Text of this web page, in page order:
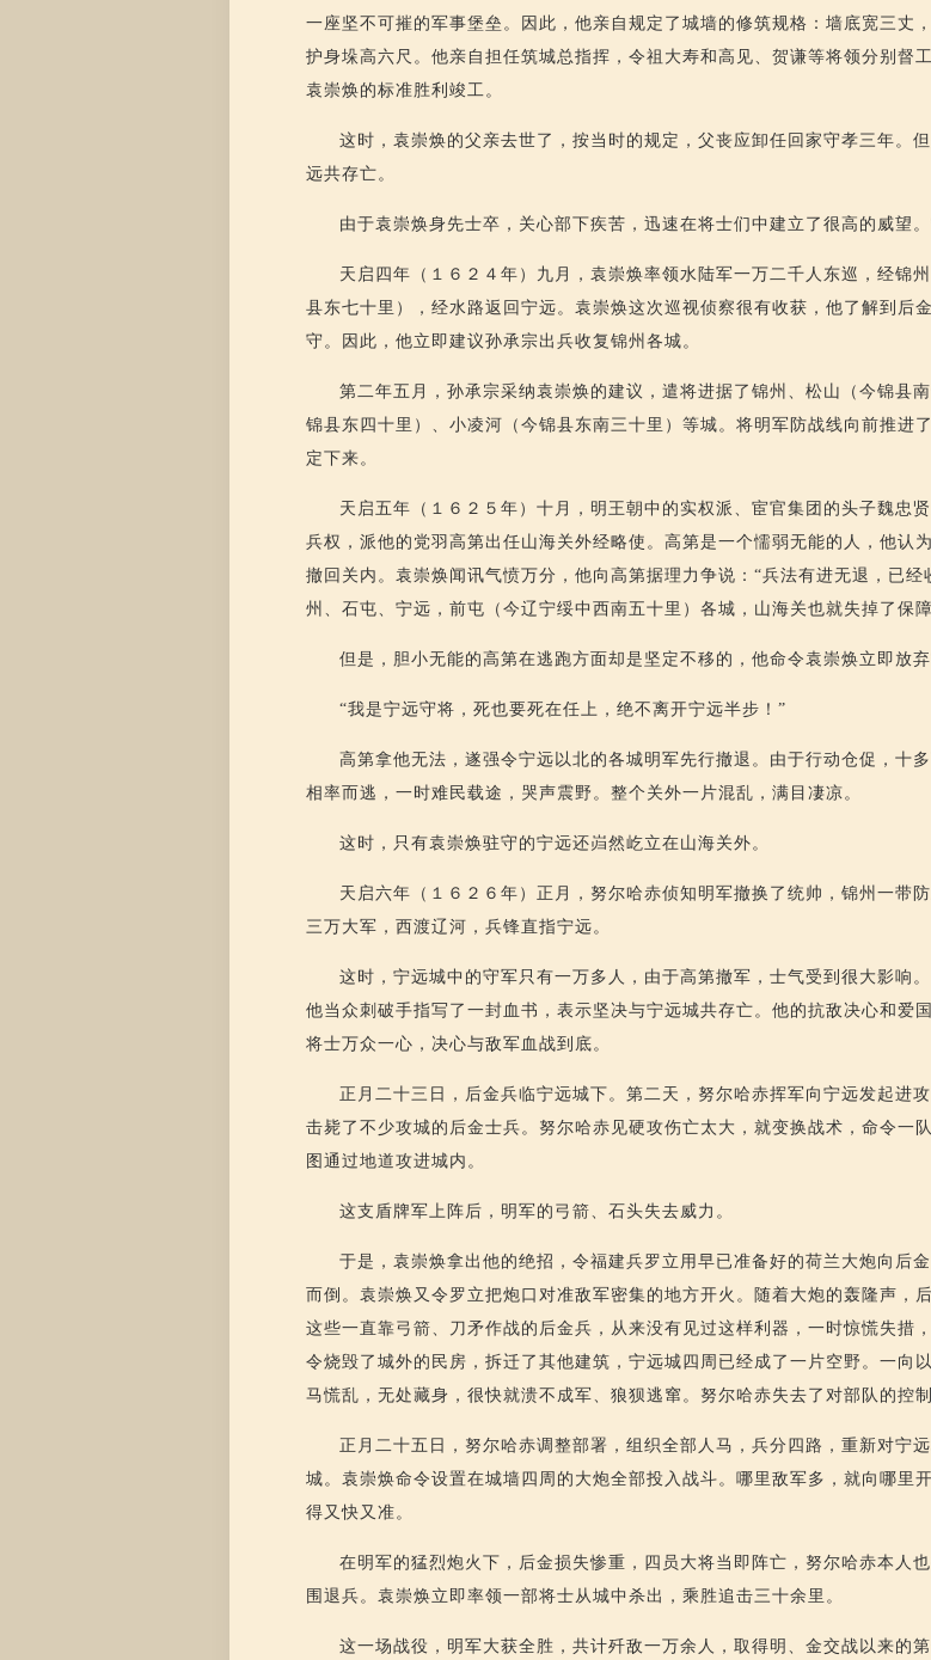
一座坚不可摧的军事堡垒。因此，他亲自规定了城墙的修筑规格：墙底宽三丈
护身垛高六尺。他亲自担任筑城总指挥，令祖大寿和高见、贺谦等将领分别督
袁崇焕的标准胜利竣工。
这时，袁崇焕的父亲去世了，按当时的规定，父丧应卸任回家守孝三年。
远共存亡。
由于袁崇焕身先士卒，关心部下疾苦，迅速在将士们中建立了很高的威望
天启四年（１６２４年）九月，袁崇焕率领水陆军一万二千人东巡，经锦
县东七十里），经水路返回宁远。袁崇焕这次巡视侦察很有收获，他了解到后
守。因此，他立即建议孙承宗出兵收复锦州各城。
第二年五月，孙承宗采纳袁崇焕的建议，遣将进据了锦州、松山（今锦县
锦县东四十里）、小凌河（今锦县东南三十里）等城。将明军防战线向前推进
定下来。
天启五年（１６２５年）十月，明王朝中的实权派、宦官集团的头子魏忠
兵权，派他的党羽高第出任山海关外经略使。高第是一个懦弱无能的人，他认
撤回关内。袁崇焕闻讯气愤万分，他向高第据理力争说：“兵法有进无退，已
州、石屯、宁远，前屯（今辽宁绥中西南五十里）各城，山海关也就失掉了保
但是，胆小无能的高第在逃跑方面却是坚定不移的，他命令袁崇焕立即放
“我是宁远守将，死也要死在任上，绝不离开宁远半步！”
高第拿他无法，遂强令宁远以北的各城明军先行撤退。由于行动仓促，十
相率而逃，一时难民载途，哭声震野。整个关外一片混乱，满目凄凉。
这时，只有袁崇焕驻守的宁远还岿然屹立在山海关外。
天启六年（１６２６年）正月，努尔哈赤侦知明军撤换了统帅，锦州一带
三万大军，西渡辽河，兵锋直指宁远。
这时，宁远城中的守军只有一万多人，由于高第撤军，士气受到很大影响
他当众刺破手指写了一封血书，表示坚决与宁远城共存亡。他的抗敌决心和爱
将士万众一心，决心与敌军血战到底。
正月二十三日，后金兵临宁远城下。第二天，努尔哈赤挥军向宁远发起进
击毙了不少攻城的后金士兵。努尔哈赤见硬攻伤亡太大，就变换战术，命令一
图通过地道攻进城内。
这支盾牌军上阵后，明军的弓箭、石头失去威力。
于是，袁崇焕拿出他的绝招，令福建兵罗立用早已准备好的荷兰大炮向后
而倒。袁崇焕又令罗立把炮口对准敌军密集的地方开火。随着大炮的轰隆声，
这些一直靠弓箭、刀矛作战的后金兵，从来没有见过这样利器，一时惊慌失措
令烧毁了城外的民房，拆迁了其他建筑，宁远城四周已经成了一片空野。一向
马慌乱，无处藏身，很快就溃不成军、狼狈逃窜。努尔哈赤失去了对部队的控
正月二十五日，努尔哈赤调整部署，组织全部人马，兵分四路，重新对宁
城。袁崇焕命令设置在城墙四周的大炮全部投入战斗。哪里敌军多，就向哪里
得又快又准。
在明军的猛烈炮火下，后金损失惨重，四员大将当即阵亡，努尔哈赤本人
围退兵。袁崇焕立即率领一部将士从城中杀出，乘胜追击三十余里。
这一场战役，明军大获全胜，共计歼敌一万余人，取得明、金交战以来的第